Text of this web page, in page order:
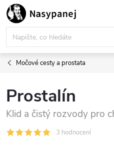
Přejít
na
obsah
Močové cesty a prostata
Prostalín
Klid a čistý rozvody pro
3 hodnocení